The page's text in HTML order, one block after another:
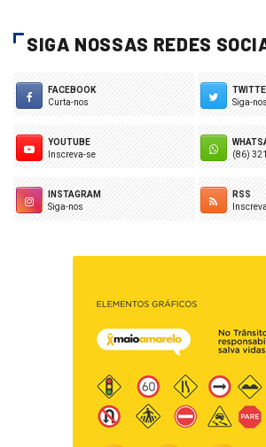
SIGA NOSSAS REDES
FACEBOOK
Curta-nos
Siga-
YOUTUBE
Inscreva-se
(86)
INSTAGRAM
Siga-nos
RSS